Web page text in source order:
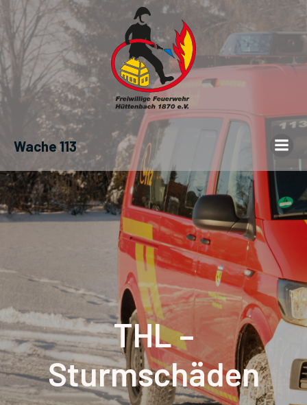
Wache 113
THL –
Sturmschäden